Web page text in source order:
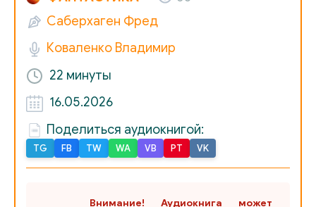
Саберхаген Фред
Коваленко Владимир
22 минуты
16.05.2026
Поделиться аудиокнигой:
TG FB TW WA VB PT VK
Внимание! Аудиокнига может